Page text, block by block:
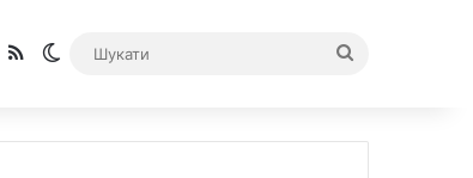
Pinterest
RSS Switch skin